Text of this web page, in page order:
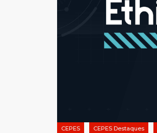
CEPES CEPES Destaques